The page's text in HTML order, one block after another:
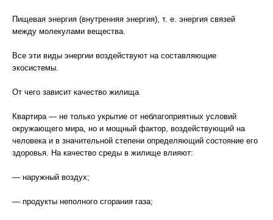
Пищевая энергия (внутренняя энергия), т. е. энергия связей
между молекулами вещества.
Все эти виды энергии воздействуют на составляющие
экосистемы.
От чего зависит качество жилища
Квартира — не только укрытие от неблагоприятных условий
окружающего мира, но и мощный фактор, воздействующий на
человека и в значительной степени определяющий состояние его
здоровья. На качество среды в жилище влияют:
— наружный воздух;
— продукты неполного сгорания газа;